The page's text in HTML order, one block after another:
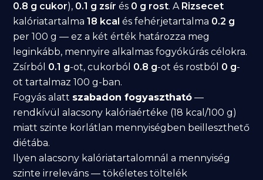
0.8 g cukor), 0.1 g zsír és 0 g rost. A Rizsecet
kalóriatartalma18 kcal és fehérjetartalma 0.2 g
per 100 g — ez a két érték határozza meg
leginkább, mennyire alkalmas fogyókúrás célokra.
Zsírból 0.1 g-ot, cukorból 0.8 g-ot és rostból 0 g-
ot tartalmaz 100 g-ban.
Fogyás alatt szabadon fogyasztható —
rendkívül alacsony kalóriaértéke (18 kcal/100 g)
miatt szinte korlátlan mennyiségben beilleszthető
diétába.
Ilyen alacsony kalóriatartalomnál a mennyiség
szinte irreleváns — tökéletes töltelék